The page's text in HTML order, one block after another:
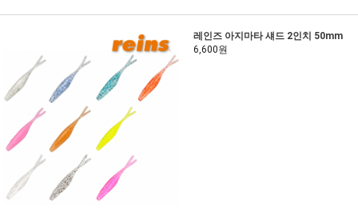
레인즈 아지마타 섀드 2인치 50mm
6,600원